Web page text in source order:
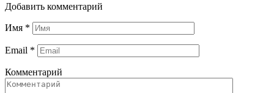
Добавить комментарий
Имя *
Email *
Комментарий